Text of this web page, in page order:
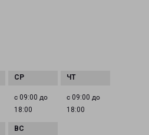
с 09:00 до
18:00
с 09:00 до
18:00